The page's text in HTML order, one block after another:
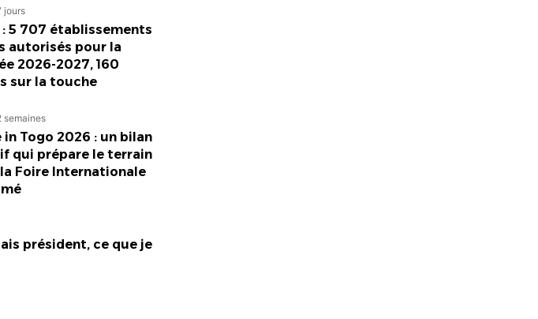
jours
: 5 707 établissements
autorisés pour la
2026-2027, 160
sur la touche
semaines
in Togo 2026 : un bilan
qui prépare le terrain
Foire Internationale
président, ce que je